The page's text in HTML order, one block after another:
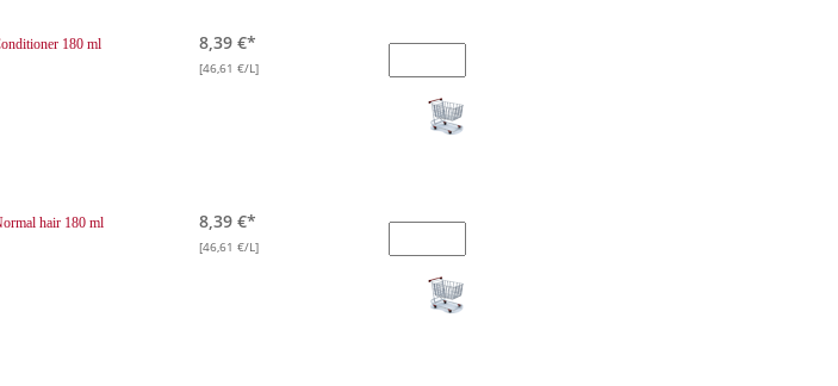
180 ml 8,39 €*
[46,61 €/L]
hair 180 ml 8,39 €*
[46,61 €/L]